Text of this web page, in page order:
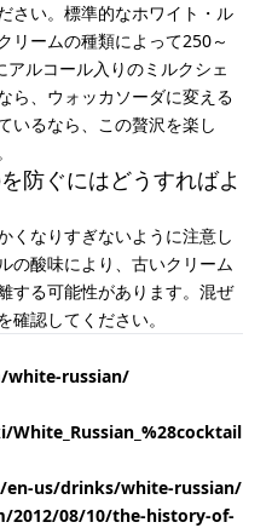
さい。標準的なホワイト・ル
リームの種類によって250～
ルコール入りのミルクシェ
ら、ウォッカソーダに変える
いるなら、この贅沢を楽し
防ぐにはどうすればよ
くなりすぎないように注意し
の酸味により、古いクリーム
する可能性があります。混ぜ
認してください。
russian/
us/drinks/white-russian/
2012/08/10/the-history-of-